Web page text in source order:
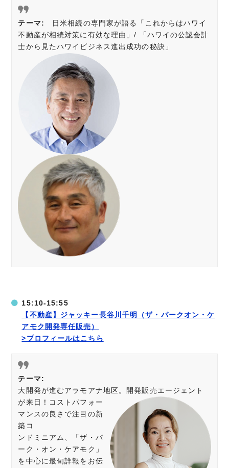
テーマ:
日米相続の専門家が語る「これからはハワイ
不動産が相続対策に有効な理由」/ 「ハワイの公認会計
士から見たハワイビジネス進出成功の秘訣」
15:10-15:55
【不動産】ジャッキー長谷川千明（ザ・パークオン・ケ
アモク開発専任販売）
>プロフィールはこちら
テーマ:
大開発が進むアラモアナ地区。開発販売エージェント
が来日！コストパフォー
マンスの良さで注目の新
築コ
ンドミニアム、「ザ・パ
ーク・オン・ケアモク」
を中心に最旬詳報をお伝